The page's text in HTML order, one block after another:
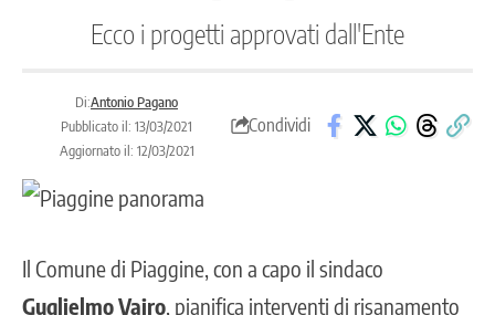
Ecco i progetti approvati dall'Ente
Di:Antonio Pagano
Pubblicato il: 13/03/2021
Aggiornato il: 12/03/2021
Condividi
Il Comune di Piaggine , con a capo il sindaco
Guglielmo Vairo , pianifica interventi di risanamento